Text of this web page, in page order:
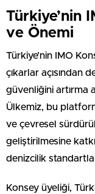
Türkiye’nin
ve Önemi
Türkiye’nin IMO
çıkarlar açısından
güvenliğini artırma
Ülkemiz, bu
ve çevresel
geliştirilmesine
denizcilik
Konsey üyeliği,